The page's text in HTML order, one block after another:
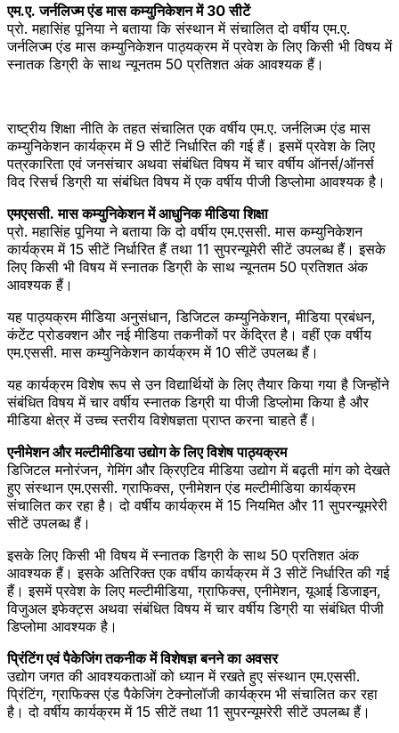
एम.ए. जर्नलिज्म एंड मास कम्युनिकेशन में 30 सीटें
प्रो. महासिंह पूनिया ने बताया कि संस्थान में संचालित दो वर्षीय एम.ए.
जर्नलिज्म एंड मास कम्युनिकेशन पाठ्यक्रम में प्रवेश के लिए किसी भी विषय में
स्नातक डिग्री के साथ न्यूनतम 50 प्रतिशत अंक आवश्यक हैं।
राष्ट्रीय शिक्षा नीति के तहत संचालित एक वर्षीय एम.ए. जर्नलिज्म एंड मास
कम्युनिकेशन कार्यक्रम में 9 सीटें निर्धारित की गई हैं। इसमें प्रवेश के लिए
पत्रकारिता एवं जनसंचार अथवा संबंधित विषय में चार वर्षीय ऑनर्स/ऑनर्स
विद रिसर्च डिग्री या संबंधित विषय में एक वर्षीय पीजी डिप्लोमा आवश्यक है।
एमएससी. मास कम्युनिकेशन में आधुनिक मीडिया शिक्षा
प्रो. महासिंह पूनिया ने बताया कि दो वर्षीय एम.एससी. मास कम्युनिकेशन
कार्यक्रम में 15 सीटें निर्धारित हैं तथा 11 सुपरन्यूमेरी सीटें उपलब्ध हैं। इसके
लिए किसी भी विषय में स्नातक डिग्री के साथ न्यूनतम 50 प्रतिशत अंक
आवश्यक हैं।
यह पाठ्यक्रम मीडिया अनुसंधान, डिजिटल कम्युनिकेशन, मीडिया प्रबंधन,
कंटेंट प्रोडक्शन और नई मीडिया तकनीकों पर केंद्रित है। वहीं एक वर्षीय
एम.एससी. मास कम्युनिकेशन कार्यक्रम में 10 सीटें उपलब्ध हैं।
यह कार्यक्रम विशेष रूप से उन विद्यार्थियों के लिए तैयार किया गया है जिन्होंने
संबंधित विषय में चार वर्षीय स्नातक डिग्री या पीजी डिप्लोमा किया है और
मीडिया क्षेत्र में उच्च स्तरीय विशेषज्ञता प्राप्त करना चाहते हैं।
एनीमेशन और मल्टीमीडिया उद्योग के लिए विशेष पाठ्यक्रम
डिजिटल मनोरंजन, गेमिंग और क्रिएटिव मीडिया उद्योग में बढ़ती मांग को देखते
हुए संस्थान एम.एससी. ग्राफिक्स, एनीमेशन एंड मल्टीमीडिया कार्यक्रम
संचालित कर रहा है। दो वर्षीय कार्यक्रम में 15 नियमित और 11 सुपरन्यूमरेरी
सीटें उपलब्ध हैं।
इसके लिए किसी भी विषय में स्नातक डिग्री के साथ 50 प्रतिशत अंक
आवश्यक हैं। इसके अतिरिक्त एक वर्षीय कार्यक्रम में 3 सीटें निर्धारित की गई
हैं। इसमें प्रवेश के लिए मल्टीमीडिया, ग्राफिक्स, एनीमेशन, यूआई डिजाइन,
विजुअल इफेक्ट्स अथवा संबंधित विषय में चार वर्षीय डिग्री या संबंधित पीजी
डिप्लोमा आवश्यक है।
प्रिंटिंग एवं पैकेजिंग तकनीक में विशेषज्ञ बनने का अवसर
उद्योग जगत की आवश्यकताओं को ध्यान में रखते हुए संस्थान एम.एससी.
प्रिंटिंग, ग्राफिक्स एंड पैकेजिंग टेक्नोलॉजी कार्यक्रम भी संचालित कर रहा
है। दो वर्षीय कार्यक्रम में 15 सीटें तथा 11 सुपरन्यूमरेरी सीटें उपलब्ध हैं।